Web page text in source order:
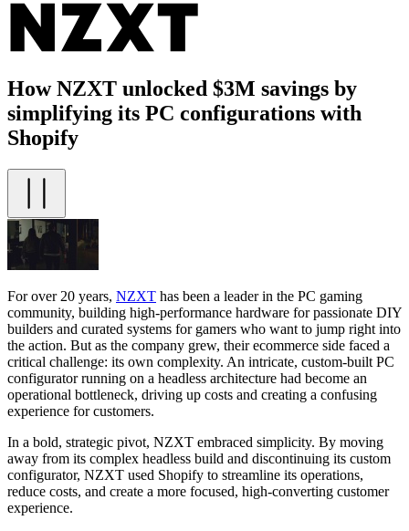
How NZXT unlocked $3M savings by
simplifying its PC configurations with
Shopify
For over 20 years, NZXT has been a leader in the PC gaming
community, building high-performance hardware for passionate DIY
builders and curated systems for gamers who want to jump right into
the action. But as the company grew, their ecommerce side faced a
critical challenge: its own complexity. An intricate, custom-built PC
configurator running on a headless architecture had become an
operational bottleneck, driving up costs and creating a confusing
experience for customers.
In a bold, strategic pivot, NZXT embraced simplicity. By moving
away from its complex headless build and discontinuing its custom
configurator, NZXT used Shopify to streamline its operations,
reduce costs, and create a more focused, high-converting customer
experience.